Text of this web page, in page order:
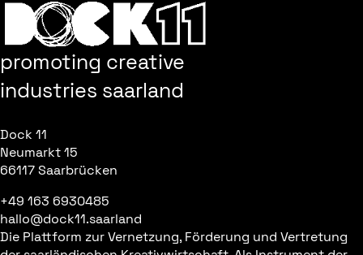
promoting creative
industries saarland
Dock 11
Neumarkt 15
66117 Saarbrücken
+49 163 6930485
hallo@dock11.saarland
Die Plattform zur Vernetzung, Förderung und Vertretung